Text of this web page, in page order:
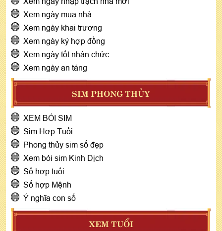
Xem ngày mua nhà
Xem ngày khai trương
Xem ngày ký hợp đồng
Xem ngày tốt nhận chức
Xem ngày an táng
SIM PHONG THỦY
XEM BÓI SIM
Sim Hợp Tuổi
Phong thủy sim số đẹp
Xem bói sim Kinh Dịch
Số hợp tuổi
Số hợp Mệnh
Ý nghĩa con số
XEM TUỔI